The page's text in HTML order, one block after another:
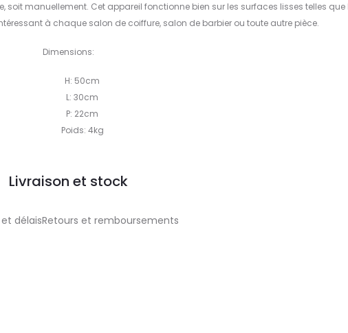
soit manuellement. Cet appareil fonctionne bien sur les surfaces lisses telles que
à chaque salon de coiffure, salon de barbier ou toute autre pièce.
Dimensions:
H: 50cm
L: 30cm
P: 22cm
Poids: 4kg
Livraison et stock
et délaisRetours et remboursements